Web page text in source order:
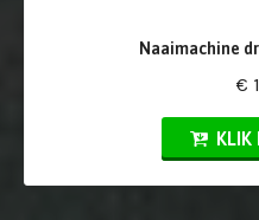
Naaimachine
€
KLIK